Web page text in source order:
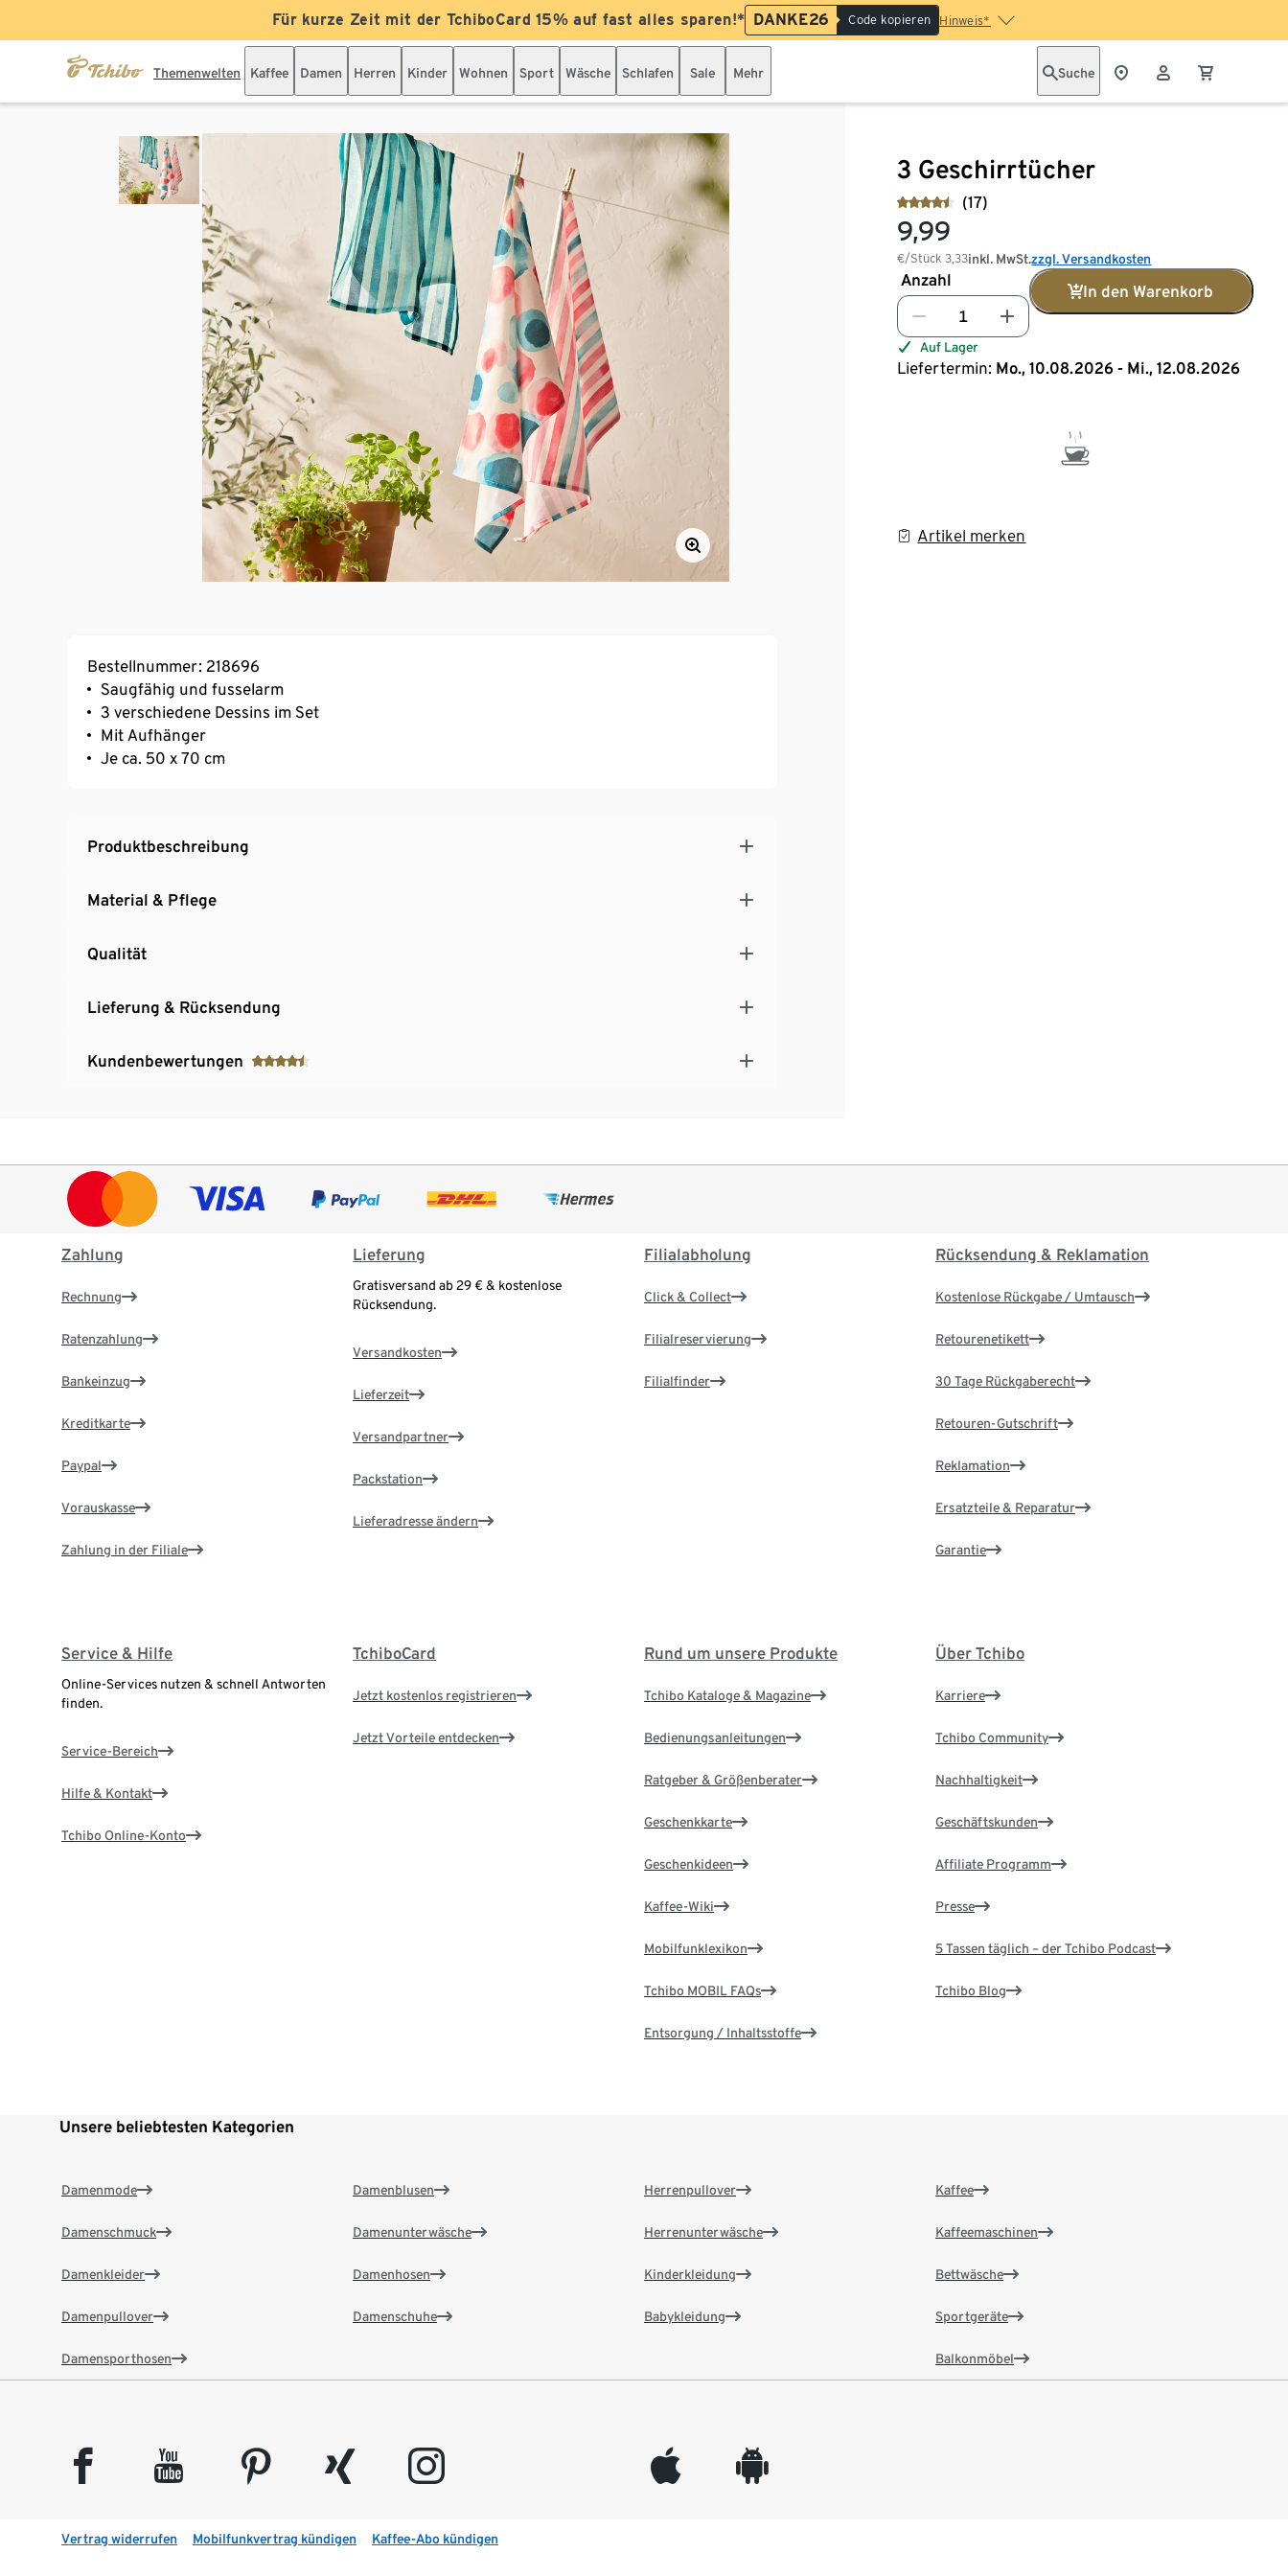
Für kurze Zeit mit der TchiboCard 15% auf fast alles sparen!* DANKE26 Code kopieren Hinweis*
Themenwelten Kaffee Damen Herren Kinder Wohnen Sport Wäsche Schlafen Sale Mehr Suche
3 Geschirrtücher
(17)
9,99
€/Stück3,33inkl. MwSt.zzgl. Versandkosten
Anzahl
In den Warenkorb
Auf Lager
Liefertermin: Mo., 10.08.2026 - Mi., 12.08.2026
Artikel merken
Bestellnummer: 218696
Saugfähig und fusselarm
3 verschiedene Dessins im Set
Mit Aufhänger
Je ca. 50 x 70 cm
Produktbeschreibung
Material & Pflege
Qualität
Lieferung & Rücksendung
Kundenbewertungen
Zahlung
Rechnung
Ratenzahlung
Bankeinzug
Kreditkarte
Paypal
Vorauskasse
Zahlung in der Filiale
Lieferung
Gratisversand ab 29 € & kostenlose
Rücksendung.
Versandkosten
Lieferzeit
Versandpartner
Packstation
Lieferadresse ändern
Filialabholung
Click & Collect
Filialreservierung
Filialfinder
Rücksendung & Reklamation
Kostenlose Rückgabe / Umtausch
Retourenetikett
30 Tage Rückgaberecht
Retouren-Gutschrift
Reklamation
Ersatzteile & Reparatur
Garantie
Service & Hilfe
Online-Services nutzen & schnell Antworten
finden.
Service-Bereich
Hilfe & Kontakt
Tchibo Online-Konto
TchiboCard
Jetzt kostenlos registrieren
Jetzt Vorteile entdecken
Rund um unsere Produkte
Tchibo Kataloge & Magazine
Bedienungsanleitungen
Ratgeber & Größenberater
Geschenkkarte
Geschenkideen
Kaffee-Wiki
Mobilfunklexikon
Tchibo MOBIL FAQs
Entsorgung / Inhaltsstoffe
Über Tchibo
Karriere
Tchibo Community
Nachhaltigkeit
Geschäftskunden
Affiliate Programm
Presse
5 Tassen täglich – der Tchibo Podcast
Tchibo Blog
Unsere beliebtesten Kategorien
Damenmode
Damenschmuck
Damenkleider
Damenpullover
Damensporthosen
Damenblusen
Damenunterwäsche
Damenhosen
Damenschuhe
Herrenpullover
Herrenunterwäsche
Kinderkleidung
Babykleidung
Kaffee
Kaffeemaschinen
Bettwäsche
Sportgeräte
Balkonmöbel
facebook youtube pinterest xing instagram appleinc android
Vertrag widerrufen Mobilfunkvertrag kündigen Kaffee-Abo kündigen